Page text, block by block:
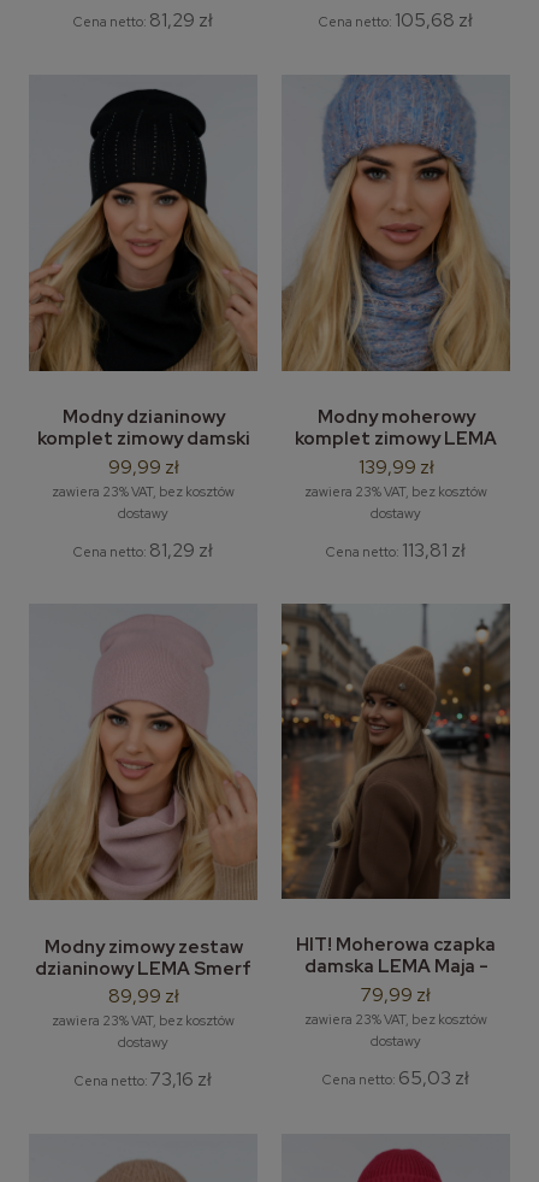
Cena netto: 81,29 zł Cena netto: 105,68 zł
Modny dzianinowy
komplet zimowy damski
LEMA Cyrkonia - damska
czapka zimowa i komin
99,99 zł
zawiera 23% VAT, bez kosztów
dostawy
Cena netto: 81,29 zł
Modny moherowy
komplet zimowy LEMA
Iga – moherowa czapka i
komin / tuba
139,99 zł
zawiera 23% VAT, bez kosztów
dostawy
Cena netto: 113,81 zł
Modny zimowy zestaw
dzianinowy LEMA Smerf
– damska czapka zimowa
i komin / tuba
89,99 zł
zawiera 23% VAT, bez kosztów
dostawy
Cena netto: 73,16 zł
HIT! Moherowa czapka
damska LEMA Maja -
wywijana czapka zimowa
damska
79,99 zł
zawiera 23% VAT, bez kosztów
dostawy
Cena netto: 65,03 zł